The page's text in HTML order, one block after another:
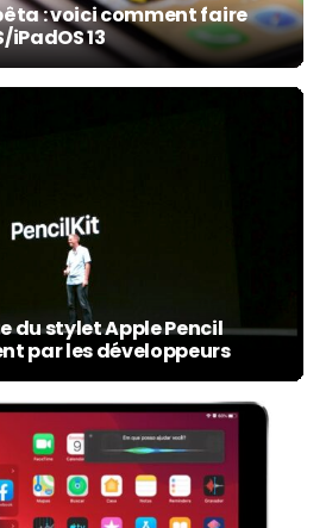
: voici comment faire
iPadOS 13
du stylet Apple Pencil
par les développeurs